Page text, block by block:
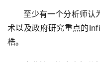
至少有一个分析师认
术以及政府研究重点的